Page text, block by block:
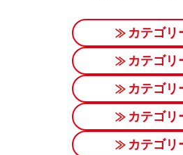
カテゴリ
カテゴリ
カテゴリ
カテゴリ
カテゴリ